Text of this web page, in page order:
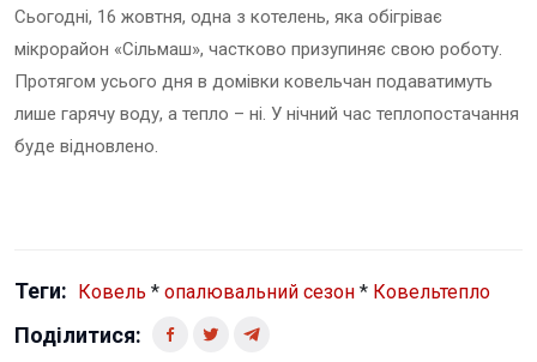
Сьогодні, 16 жовтня, одна з котелень, яка обігріває
мікрорайон «Сільмаш», частково призупиняє свою роботу.
Протягом усього дня в домівки ковельчан подаватимуть
лише гарячу воду, а тепло – ні. У нічний час теплопостачання
буде відновлено.
Теги: Ковель * опалювальний сезон * Ковельтепло
Поділитися: